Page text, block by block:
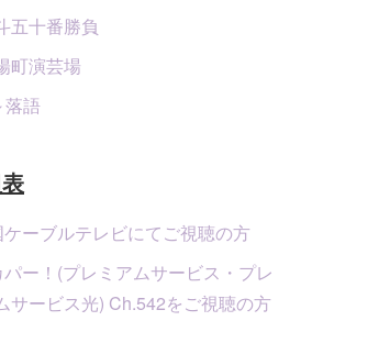
五十番勝負
町演芸場
落語
ーブルテレビにてご視聴の方
ー！(プレミアムサービス・プレ
サービス光) Ch.542をご視聴の方